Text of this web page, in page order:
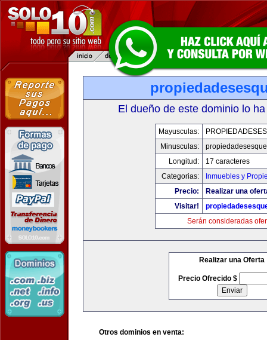
El dueño de este dominio lo
Mayusculas:
Minusculas:
Longitud:
17 caracteres
Categorias:
Inmuebles y
Precio:
Realizar una
Visitar!
Serán consideradas
Realizar una Oferta
Precio Ofrecido $
Otros dominios en venta: